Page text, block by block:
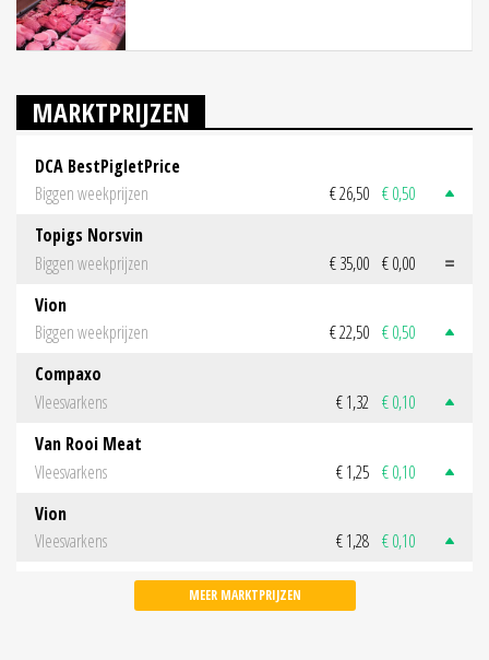
MARKTPRIJZEN
DCA BestPigletPrice
Biggen weekprijzen
€ 26,50 € 0,50
Topigs Norsvin
Biggen weekprijzen
€ 35,00 € 0,00
Vion
Biggen weekprijzen
€ 22,50 € 0,50
Compaxo
Vleesvarkens
€ 1,32 € 0,10
Van Rooi Meat
Vleesvarkens
€ 1,25 € 0,10
Vion
Vleesvarkens
€ 1,28 € 0,10
MEER MARKTPRIJZEN